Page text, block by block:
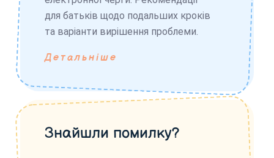
для батьків щодо подальших кроків
та варіанти вирішення проблеми.
Детальніше
Знайшли помилку?